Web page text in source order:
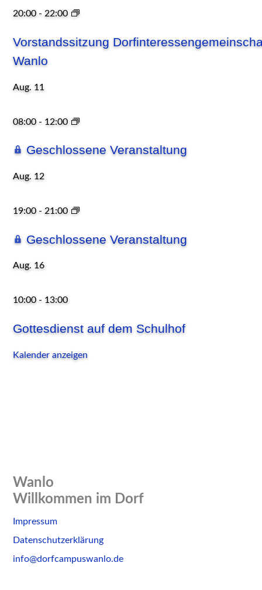
20:00 -22:00
Vorstandssitzung
Wanlo
Aug. 11
08:00 - 12:00
Geschlossene Veranstaltung
Aug. 12
19:00 - 21:00
Geschlossene Veranstaltung
Aug. 16
10:00 - 13:00
Gottesdienst auf dem Schulhof
Kalender anzeigen
Wanlo
Willkommen im Dorf
Skip
to
Impressum
Datenschutzerklärung
info@dorfcampuswanlo.de